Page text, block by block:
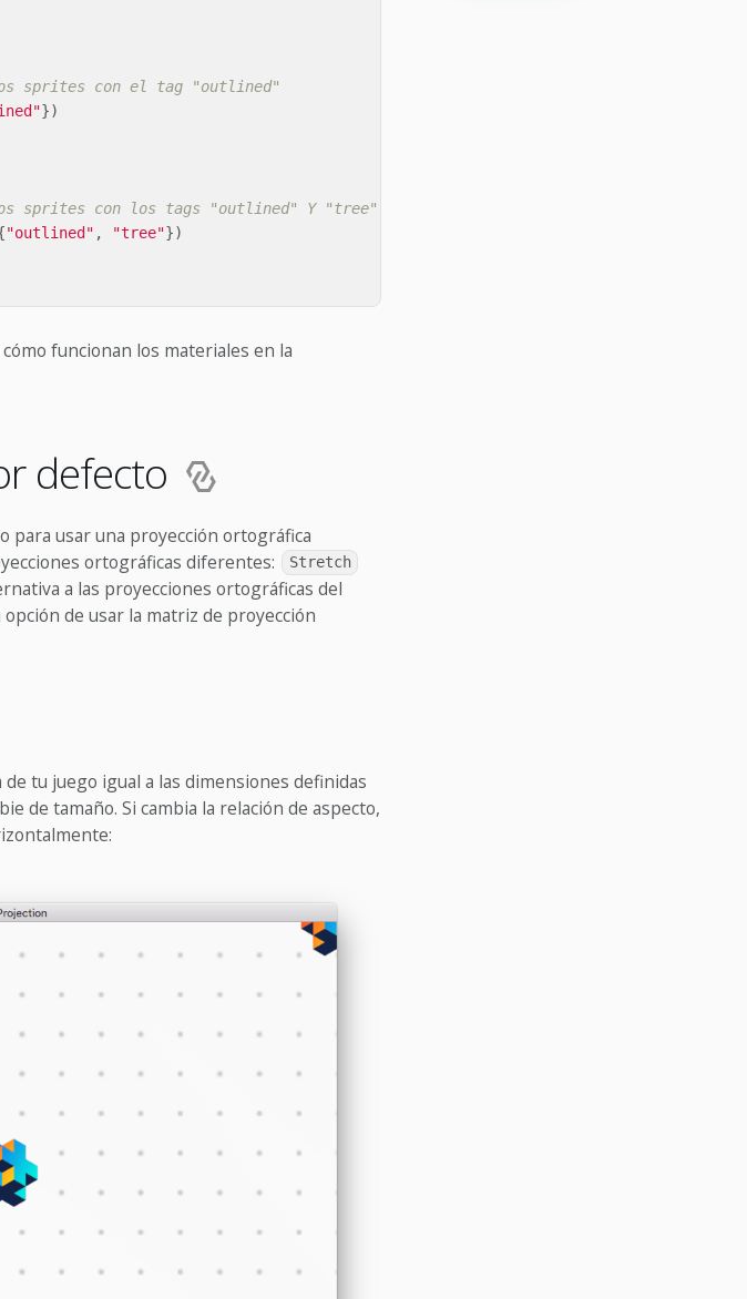
sprites con el tag "outlined"
})
sprites con los tags "outlined" Y "tree"
"outlined" , "tree"})
funcionan los materiales en la
defecto
para usar una proyección ortográfica
ortográficas diferentes:
Stretch
a las proyecciones ortográficas del
de usar la matriz de proyección
tu juego igual a las dimensiones definidas
de tamaño. Si cambia la relación de aspecto,